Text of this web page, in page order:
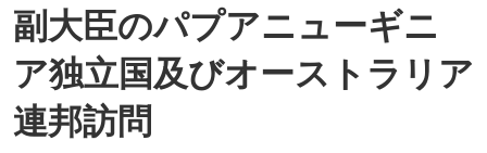
副大臣のパプアニューギニ
ア独立国及びオーストラリア
連邦訪問